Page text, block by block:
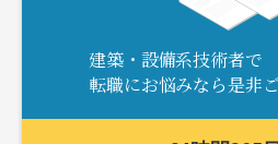
建築・設備系技術者で
転職にお悩みなら是非